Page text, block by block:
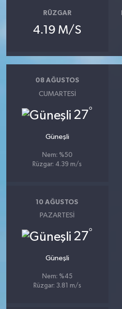
RÜZGAR
4.19 M/S
08 AĞUSTOS
CUMARTESI
27°
Güneşli
Nem: %50
Rüzgar: 4.39 m/s
10 AĞUSTOS
PAZARTESI
27°
Güneşli
Nem: %45
Rüzgar: 3.81 m/s